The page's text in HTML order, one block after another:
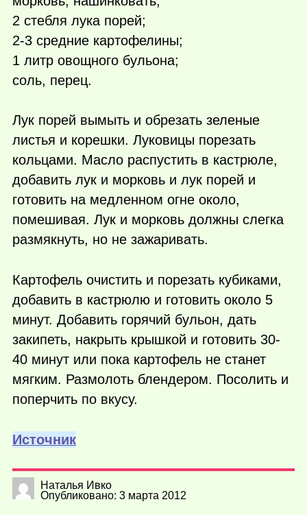
2 стебля лука порей;
2-3 средние картофелины;
1 литр овощного бульона;
соль, перец.
Лук порей вымыть и обрезать зеленые
листья и корешки. Луковицы порезать
кольцами. Масло распустить в кастрюле,
добавить лук и морковь и лук порей и
готовить на медленном огне около,
помешивая. Лук и морковь должны слегка
размякнуть, но не зажаривать.
Картофель очистить и порезать кубиками,
добавить в кастрюлю и готовить около 5
минут. Добавить горячий бульон, дать
закипеть, накрыть крышкой и готовить 30-
40 минут или пока картофель не станет
мягким. Размолоть блендером. Посолить и
поперчить по вкусу.
Источник
Наталья Ивко
Опубликовано: 3 марта 2012